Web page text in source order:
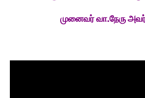
முனைவர் வா.நேரு